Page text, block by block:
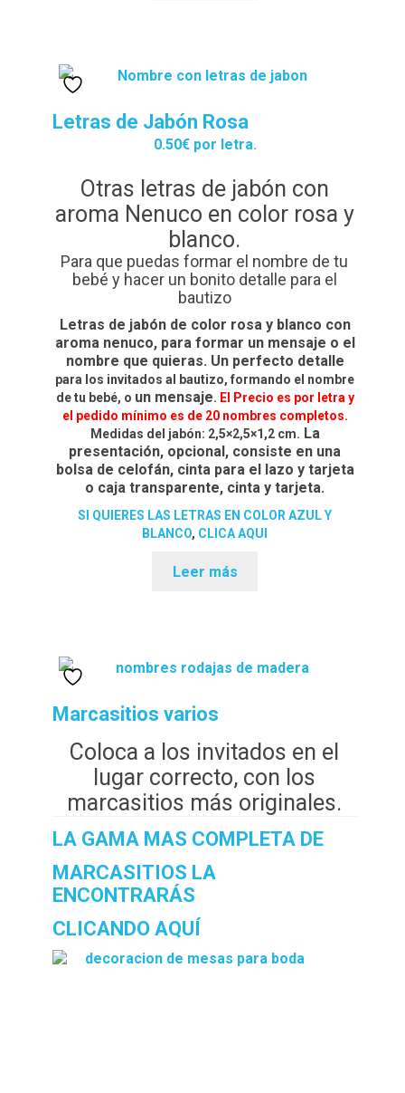
Wishlist
Letras de Jabón Rosa
0.50€ por letra.
Otras letras de jabón con
aroma Nenuco en color rosa y
blanco.
Para que puedas formar el nombre de tu
bebé y hacer un bonito detalle para el
bautizo
Letras de jabón de color rosa y blanco con
aroma nenuco, para formar un mensaje o el
nombre que quieras. Un perfecto detalle
para los invitados al bautizo, formando el nombre
de tu bebé, o un mensaje. El Precio es por letra y
el pedido mínimo es de 20 nombres completos.
Medidas del jabón: 2,5×2,5×1,2 cm. La
presentación, opcional, consiste en una
bolsa de celofán, cinta para el lazo y tarjeta
o caja transparente, cinta y tarjeta.
SI QUIERES LAS LETRAS EN COLOR AZUL Y
BLANCO, CLICA AQUI
Leer más
Marcasitios varios
Coloca a los invitados en el
lugar correcto, con los
marcasitios más originales.
LA GAMA MAS COMPLETA DE
MARCASITIOS LA
ENCONTRARÁS
CLICANDO AQUÍ